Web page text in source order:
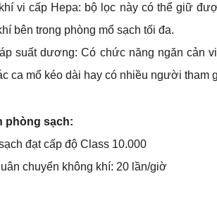
vi cấp Hepa: bộ lọc này có thể giữ
bên trong phòng mổ sạch tối đa.
suất dương: Có chức năng ngăn cản
ca mổ kéo dài hay có nhiều người tham
phòng sạch:
đạt cấp độ Class 10.000
chuyển không khí: 20 lần/giờ